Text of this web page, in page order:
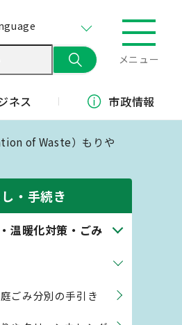
メニュー
ネス 市政情報
of Waste）もりや
・手続き
温暖化対策・ごみ
ごみ分別の手引き